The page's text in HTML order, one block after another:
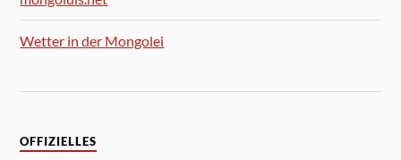
Wetter in der Mongolei
OFFIZIELLES